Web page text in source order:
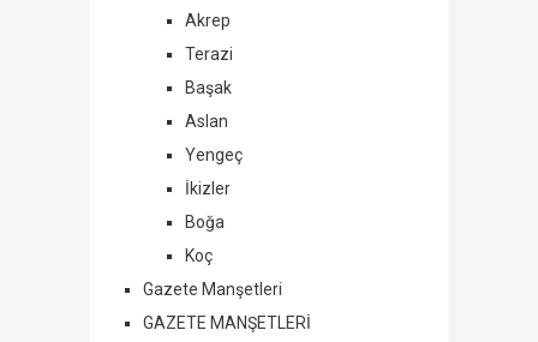
Akrep
Terazi
Başak
Aslan
Yengeç
İkizler
Boğa
Koç
Gazete Manşetleri
GAZETE MANŞETLERİ